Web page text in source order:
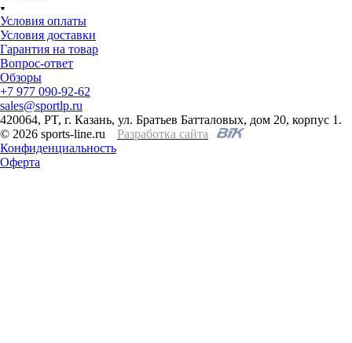
Условия оплаты
Условия доставки
Гарантия на товар
Вопрос-ответ
Обзоры
+7 977 090-92-62
sales@sportlp.ru
420064, PT, г. Казань, ул. Братьев Батталовых, дом 20, корпус 1.
© 2026 sports-line.ru
Разработка сайта
Конфиденциальность
Оферта